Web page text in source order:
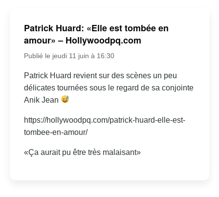
Patrick Huard: «Elle est tombée en
amour» – Hollywoodpq.com
Publié le jeudi 11 juin à 16:30
Patrick Huard revient sur des scènes un peu
délicates tournées sous le regard de sa conjointe
Anik Jean
https://hollywoodpq.com/patrick-huard-elle-est-
tombee-en-amour/
«Ça aurait pu être très malaisant»